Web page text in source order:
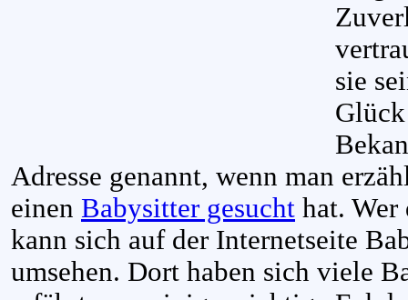
sie
Adresse genannt, wenn man
einen Babysitter gesucht hat.
kann sich auf der Internetseite
umsehen. Dort haben sich viele